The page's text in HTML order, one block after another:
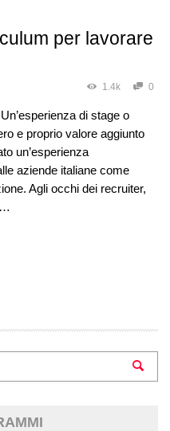
per lavorare
1.4k 0
di stage o
e proprio valore aggiunto
un’esperienza
aziende italiane come
Agli occhi dei recruiter,
…